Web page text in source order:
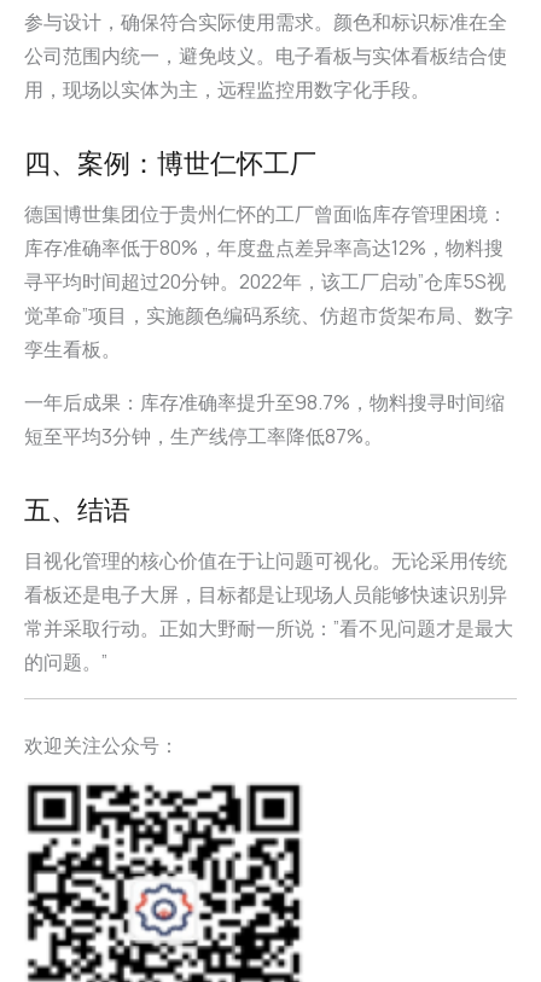
参与设计，确保符合实际使用需求。颜色和标识标准在全
公司范围内统一，避免歧义。电子看板与实体看板结合使
用，现场以实体为主，远程监控用数字化手段。
四、案例：博世仁怀工厂
德国博世集团位于贵州仁怀的工厂曾面临库存管理困境：
库存准确率低于80%，年度盘点差异率高达12%，物料搜
寻平均时间超过20分钟。2022年，该工厂启动”仓库5S视
觉革命”项目，实施颜色编码系统、仿超市货架布局、数字
孪生看板。
一年后成果：库存准确率提升至98.7%，物料搜寻时间缩
短至平均3分钟，生产线停工率降低87%。
五、结语
目视化管理的核心价值在于让问题可视化。无论采用传统
看板还是电子大屏，目标都是让现场人员能够快速识别异
常并采取行动。正如大野耐一所说：”看不见问题才是最大
的问题。”
欢迎关注公众号：